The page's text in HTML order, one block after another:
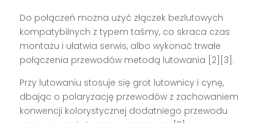
Do połączeń można użyć złączek bezlutowych
kompatybilnych z typem taśmy, co skraca czas
montażu i ułatwia serwis, albo wykonać trwałe
połączenia przewodów metodą lutowania [2][3].
Przy lutowaniu stosuje się grot lutownicy i cynę,
dbając o polaryzację przewodów z zachowaniem
konwencji kolorystycznej dodatniego przewodu